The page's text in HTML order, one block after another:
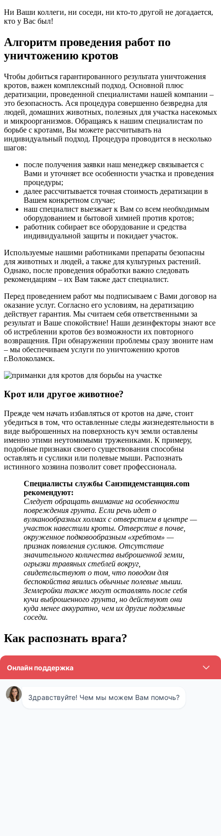
Ни Ваши коллеги, ни соседи, ни кто-то другой не догадается,
кто у Вас был!
Алгоритм проведения работ по
уничтожению кротов
Чтобы добиться гарантированного результата уничтожения
кротов, важен комплексный подход. Основной плюс
дератизации, проведенной специалистами нашей компании –
это безопасность. Ася процедура совершенно безвредна для
людей, домашних животных, полезных для участка насекомых
и микроорганизмов. Обращаясь к нашим специалистам по
борьбе с кротами, Вы можете рассчитывать на
индивидуальный подход. Процедура проводится в несколько
шагов:
после получения заявки наш менеджер связывается с
Вами и уточняет все особенности участка и проведения
процедуры;
далее рассчитывается точная стоимость дератизации в
Вашем конкретном случае;
наш специалист выезжает к Вам со всем необходимым
оборудованием и бытовой химией против кротов;
работник собирает все оборудование и средства
индивидуальной защиты и покидает участок.
Используемые нашими работниками препараты безопасны
для животных и людей, а также для культурных растений.
Однако, после проведения обработки важно следовать
рекомендациям – их Вам также даст специалист.
Перед проведением работ мы подписываем с Вами договор на
оказание услуг. Согласно его условиям, на дератизацию
действует гарантия. Мы считаем себя ответственными за
результат и Ваше спокойствие! Наши дезинфекторы знают все
об истреблении кротов без возможности их повторного
возвращения. При обнаружении проблемы сразу звоните нам
– мы обеспечиваем услуги по уничтожению кротов
г.Волоколамск.
Крот или другое животное?
Прежде чем начать избавляться от кротов на даче, стоит
убедиться в том, что оставленные следы жизнедеятельности в
виде выброшенных на поверхность куч земли оставлены
именно этими неутомимыми тружениками. К примеру,
подобные признаки своего существования способны
оставлять и суслики или полевые мыши. Распознать
истинного хозяина позволит совет профессионала.
Специалисты службы Санэпидемстанция.com
рекомендуют:
Следует обращать внимание на особенности
повреждения грунта. Если речь идет о
вулканообразных холмах с отверстием в центре —
участок навестили кроты. Отверстие в почве,
окруженное подковообразным «хребтом» —
признак появления сусликов. Отсутствие
значительного количества выброшенной земли,
огрызки травяных стеблей вокруг,
свидетельствуют о том, что поводом для
беспокойства явились обычные полевые мыши.
Землеройки также могут оставлять после себя
кучи выброшенного грунта, но действуют они
куда менее аккуратно, чем их другие подземные
соседи.
Как распознать врага?
Эти млекопитающие, вопреки расхожему заблуждению, вовсе
дождевыми червями и личинками других насекомых, могут
поедать мышей и лягушек, предпочитают ночной образ
жизни. Отличительной особенностью животного является